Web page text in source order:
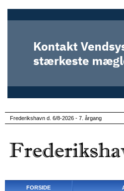
Frederikshavn d. 6/8-2026 - 7. årgang
FORSIDE